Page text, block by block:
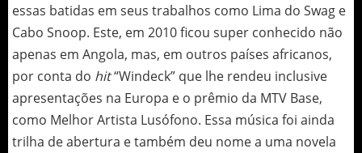
essas batidas em seus trabalhos como Lima do Swag e
Cabo Snoop. Este, em 2010 ficou super conhecido não
apenas em Angola, mas, em outros países africanos,
por conta do hit“Windeck” que lhe rendeu inclusive
apresentações na Europa e o prêmio da MTV Base,
como Melhor Artista Lusófono. Essa música foi ainda
trilha de abertura e também deu nome a uma novela